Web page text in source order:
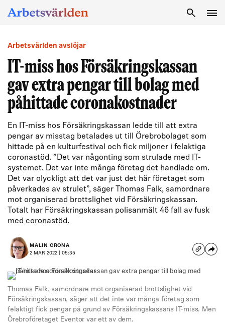
Arbetsvärlden avslöjar
IT-miss hos Försäkringskassan
gav extra pengar till bolag med
påhittade coronakostnader
En IT-miss hos Försäkringskassan ledde till att extra
pengar av misstag betalades ut till Örebrobolaget som
hittade på en kulturfestival och fick miljoner i felaktiga
coronastöd. ”Det var någonting som strulade med IT-
systemet. Det var inte många företag det handlade om.
Det var olyckligt att det var just det här företaget som
påverkades av strulet”, säger Thomas Falk, samordnare
mot organiserad brottslighet vid Försäkringskassan.
Totalt har Försäkringskassan polisanmält 46 fall av fusk
med coronastöd.
MALIN CRONA
2 MAR 2022 | 05:35
Thomas Falk, samordnare mot organiserad brottslighet vid
Försäkringskassan, säger att det inte var många företag som
felaktigt fick pengar på grund av Försäkringskassans IT-miss. Men
Örebroföretaget Eventor var ett av dem.